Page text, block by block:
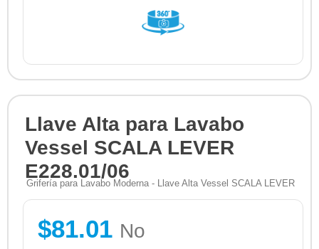
Llave Alta para Lavabo
Vessel SCALA LEVER
E228.01/06
Grifería para Lavabo Moderna - Llave Alta Vessel SCALA LEVER
$81.01 No